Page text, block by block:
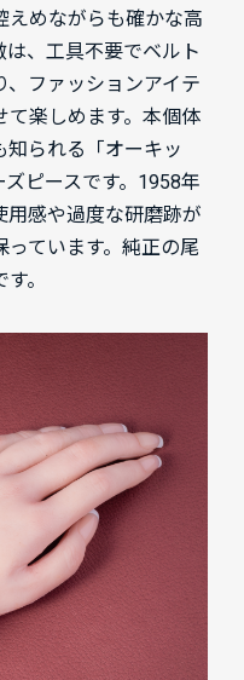
えめながらも確かな高
、工具不要でベルト
ファッションアイテ
て楽しめます。本個体
知られる「オーキッ
ピースです。1958年
用感や過度な研磨跡が
ています。純正の尾
。